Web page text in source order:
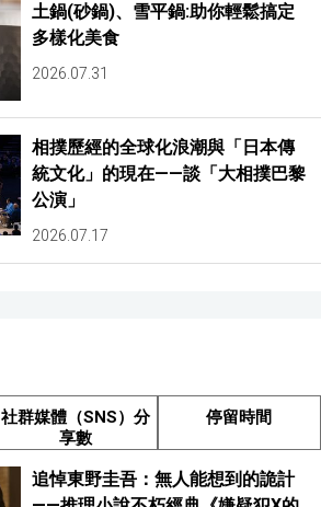
土鍋(砂鍋)、雪平鍋:助你輕鬆搞定
多樣化美食
2026.07.31
相撲歷經的全球化浪潮與「日本傳
統文化」的現在——談「大相撲巴黎
公演」
2026.07.17
社群媒體（SNS）分
享數
停留時間
追悼東野圭吾：無人能想到的詭計